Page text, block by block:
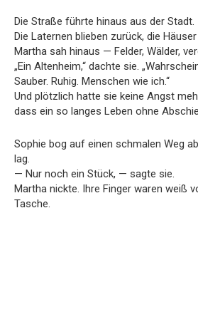
Die Straße führte hinaus aus der Stadt.
Die Laternen blieben zurück, die
Martha sah hinaus — Felder, Wälder,
„Ein Altenheim,“ dachte sie.
Sauber. Ruhig. Menschen wie ich.“
Und plötzlich hatte sie keine Angst
dass ein so langes Leben ohne
Sophie bog auf einen schmalen Weg
lag.
— Nur noch ein Stück, — sagte sie.
Martha nickte. Ihre Finger waren weiß
Tasche.